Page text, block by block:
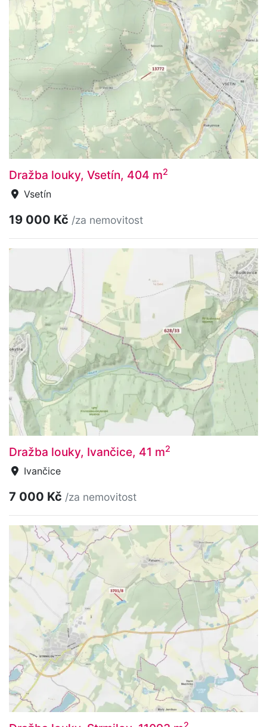
Dražba louky, Vsetín, 404 m2
Vsetín
19 000 Kč /za nemovitost
Dražba louky, Ivančice, 41 m2
Ivančice
7 000 Kč /za nemovitost